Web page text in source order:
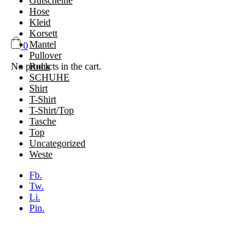
0
No products in the cart.
Hose
Kleid
Korsett
Mantel
Pullover
Rock
SCHUHE
Shirt
T-Shirt
T-Shirt/Top
Tasche
Top
Uncategorized
Weste
Fb.
Tw.
Li.
Pin.